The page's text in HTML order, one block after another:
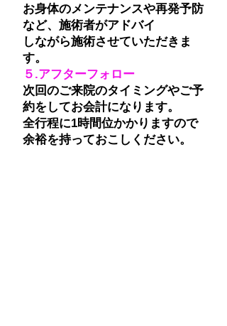
お身体のメンテナンスや再発予防
など、施術者がアドバイ
しながら施術させていただきま
す。
５.アフターフォロー
次回のご来院のタイミングやご予
約をしてお会計になります。
全行程に1時間位かかりますので
余裕を持っておこしください。